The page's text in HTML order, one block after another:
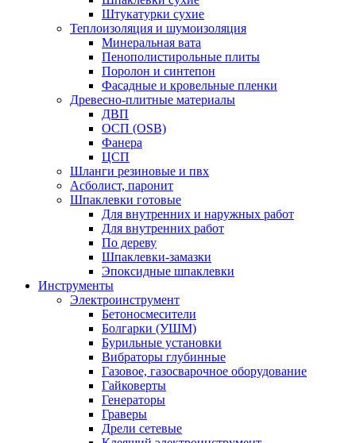
Штукатурки сухие
Теплоизоляция и шумоизоляция
Минеральная вата
Пенополистирольные плиты
Поролон и синтепон
Фасадные и кровельные пленки
Древесно-плитные материалы
ДВП
ОСП (OSB)
Фанера
ЦСП
Шланги резиновые и пвх
Асболист, паронит
Шпаклевки готовые
Для внутренних и наружных работ
Для внутренних работ
По дереву
Шпаклевки-замазки
Эпоксидные шпаклевки
Инструменты
Электроинструмент
Бетоносмесители
Болгарки (УШМ)
Бурильные установки
Вибраторы глубинные
Газовое, газосварочное оборудование
Гайковерты
Генераторы
Граверы
Дрели сетевые